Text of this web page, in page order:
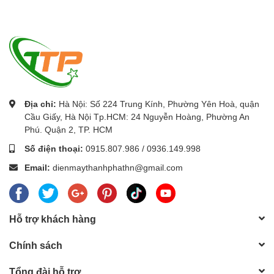
Địa chỉ: Hà Nội: Số 224 Trung Kính, Phường Yên Hoà, quận
Cầu Giấy, Hà Nội Tp.HCM: 24 Nguyễn Hoàng, Phường An
Phú. Quận 2, TP. HCM
Số điện thoại: 0915.807.986 / 0936.149.998
Email: dienmaythanhphathn@gmail.com
Hỗ trợ khách hàng
Chính sách
Tổng đài hỗ trợ